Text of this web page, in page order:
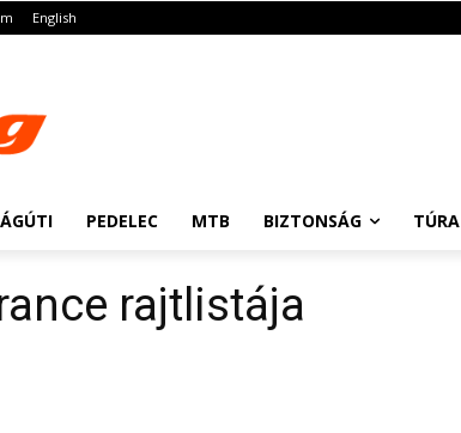
English
PEDELEC MTB BIZTONSÁG TÚRA
rajtlistája